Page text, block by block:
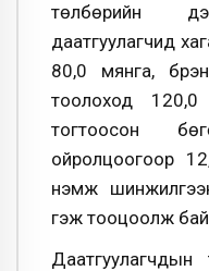
төлбөрийн
даатгуулагчид
80,0 мянга,
тоолоход 120,0
тогтоосон
ойролцоогоор
нэмж
гэж тооцоолж